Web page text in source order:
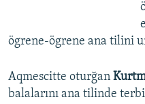
ögrene-ögrene ana tilini
Aqmescitte oturğan
balalarını ana tilinde